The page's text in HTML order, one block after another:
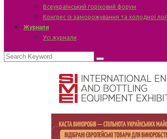
Всеукраїнський горіховий форум
Конгрес із заморожування та холодної
Журнали
Усі журнали